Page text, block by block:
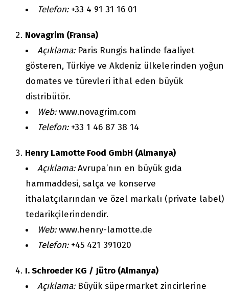
Telefon:+33 4 91 31 16 01
Novagrim (Fransa)
Açıklama:Paris Rungis halinde faaliyet
gösteren, Türkiye ve Akdeniz ülkelerinden yoğun
domates ve türevleri ithal eden büyük
distribütör.
Web:www.novagrim.com
Telefon:+33 1 46 87 38 14
Henry Lamotte Food GmbH (Almanya)
Açıklama:Avrupa’nın en büyük gıda
hammaddesi, salça ve konserve
ithalatçılarından ve özel markalı (private label)
tedarikçilerindendir.
Web:www.henry-lamotte.de
Telefon:+45 421 391020
I. Schroeder KG / Jütro (Almanya)
Açıklama:Büyük süpermarket zincirlerine